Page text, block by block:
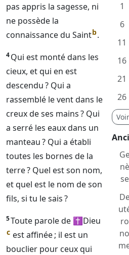
pas appris la sagesse, ni
ne possède la
connaissance du Saintb.
4Qui est monté dans les
cieux, et qui en est
descendu ? Qui a
rassemblé le vent dans le
creux de ses mains ? Qui
a serré les eaux dans un
manteau ? Qui a établi
toutes les bornes de la
terre ? Quel est son nom,
et quel est le nom de son
fils, si tu le sais ?
5Toute parole de ✝Dieu
c est affinée ; il est un
bouclier pour ceux qui
1
6
11
16
21
26
nè
se
ro
no